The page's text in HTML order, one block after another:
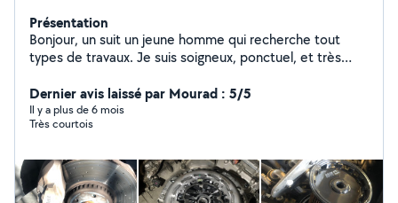
Présentation
Bonjour, un suit un jeune homme qui recherche tout
types de travaux. Je suis soigneux, ponctuel, et très
Je vous propose mes services: . Mécanicien auto/moto
. Réparation/amélioration toute marques ordinateur
tout types . Multi services . Déménagement . Aide
Dernier avis laissé par Mourad : 5/5
Il y a plus de 6 mois
Très courtois